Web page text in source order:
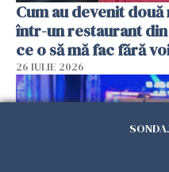
Cum au devenit
într-un restaurant din
ce o să mă fac fără
26 IULIE 2026